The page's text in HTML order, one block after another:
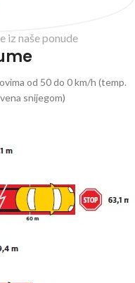
iz naše ponude
od 50 do 0 km/h (temp.
snijegom)